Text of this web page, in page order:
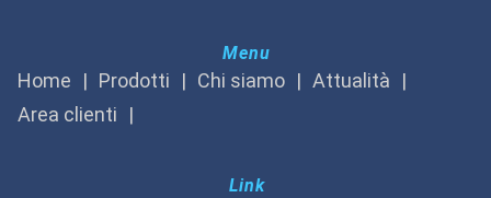
Menu
Home Prodotti Chi siamo
Attualità
Area clienti
Link